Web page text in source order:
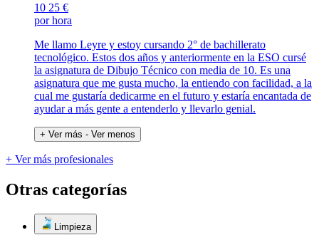
10 25 €
por hora
Me llamo Leyre y estoy cursando 2° de bachillerato
tecnológico. Estos dos años y anteriormente en la ESO cursé
la asignatura de Dibujo Técnico con media de 10. Es una
asignatura que me gusta mucho, la entiendo con facilidad, a la
cual me gustaría dedicarme en el futuro y estaría encantada de
ayudar a más gente a entenderlo y llevarlo genial.
+ Ver más - Ver menos
+ Ver más profesionales
Otras categorías
Limpieza